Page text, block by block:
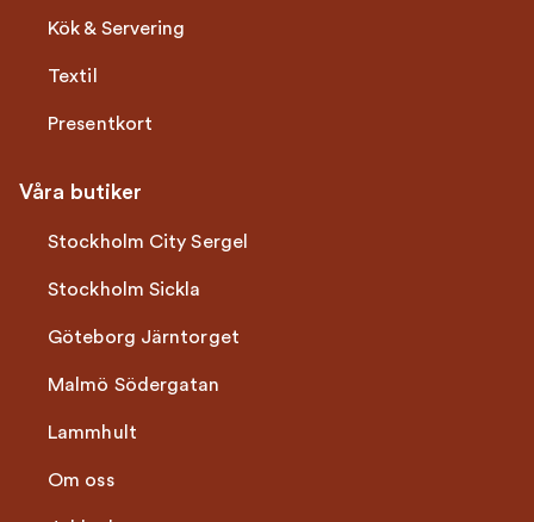
Kök & Servering
Textil
Presentkort
Våra butiker
Stockholm City Sergel
Stockholm Sickla
Göteborg Järntorget
Malmö Södergatan
Lammhult
Om oss